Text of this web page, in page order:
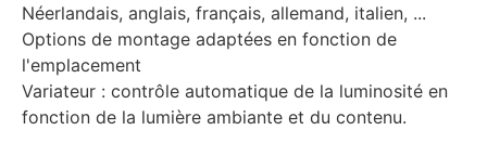
Néerlandais, anglais, français, allemand, italien, ...
Options de montage adaptées en fonction de
l'emplacement
Variateur : contrôle automatique de la luminosité en
fonction de la lumière ambiante et du contenu.